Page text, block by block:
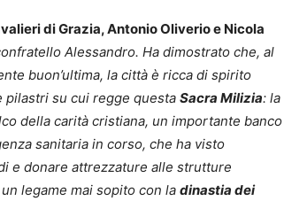
di Grazia, Antonio Oliverio e Nicola
Alessandro. Ha dimostrato che, al
buon’ultima, la città è ricca di spirito
pilastri su cui regge questa Sacra Milizia: la
della carità cristiana, un importante banco
sanitaria in corso, che ha visto
e donare attrezzature alle strutture
legame mai sopito con la dinastia dei